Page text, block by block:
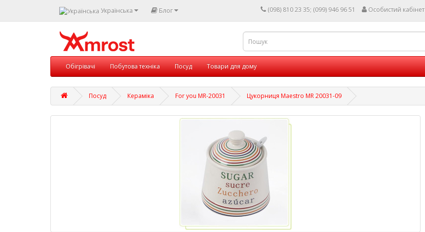
Українська Блог (098) 810 23 35; (099) 946 96 51 Особистий кабінет
Обігрівачі Побутова техніка Посуд Товари для дому
Посуд Кераміка For you MR-20031 Цукорниця Maestro MR 20031-09